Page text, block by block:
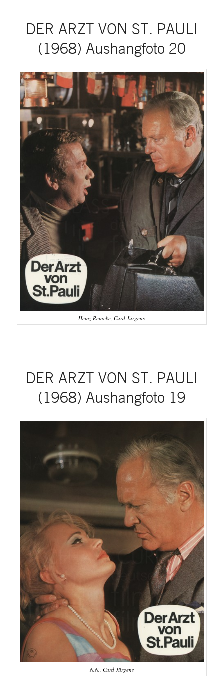
DER ARZT VON ST. PAULI
(1968) Aushangfoto 20
Heinz Reincke, Curd Jürgens
DER ARZT VON ST. PAULI
(1968) Aushangfoto 19
N.N., Curd Jürgens